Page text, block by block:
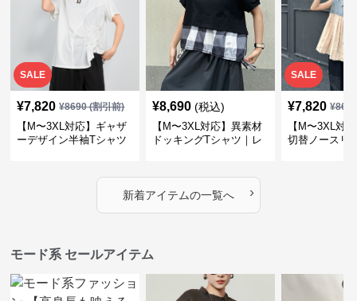
SALE
¥7,820 ¥8690(割引前)
【M〜3XL対応】ギャザ
ーデザイン半袖Tシャツ
¥8,690 (税込)
【M〜3XL対応】異素材
ドッキングTシャツ｜レ
カバー・大人モード
SALE
¥7,820 ¥
【M〜3XL対
切替ノースリ
新着アイテムの一覧へ ›
モード系 セールアイテム